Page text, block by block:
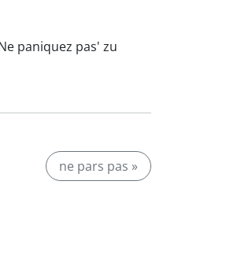
paniquez pas' zu
ne pars pas »